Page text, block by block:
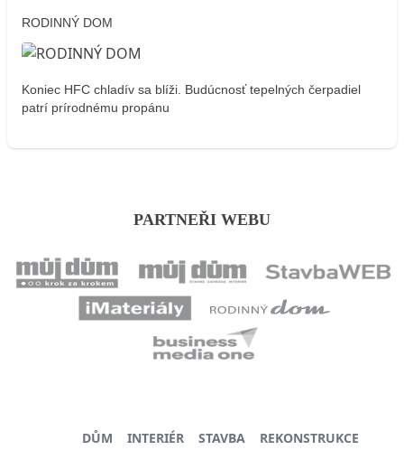
RODINNÝ DOM
Koniec HFC chladív sa blíži. Budúcnosť tepelných čerpadiel
patrí prírodnému propánu
PARTNEŘI WEBU
DŮM INTERIÉR STAVBA
REKONSTRUKCE